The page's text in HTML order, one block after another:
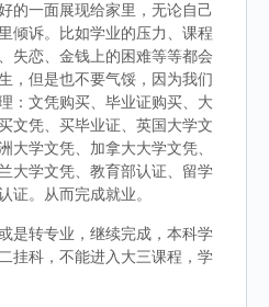
的一面展现给家里，无论自己
倾诉。比如学业的压力、课程
失恋、金钱上的困难等等都会
，但是也不要气馁，因为我们
：文凭购买、毕业证购买、大
文凭、买毕业证、英国大学文
大学文凭、加拿大大学文凭、
大学文凭、教育部认证、留学
证。从而完成就业。
是转专业，继续完成，本科学
挂科，不能进入大三课程，学